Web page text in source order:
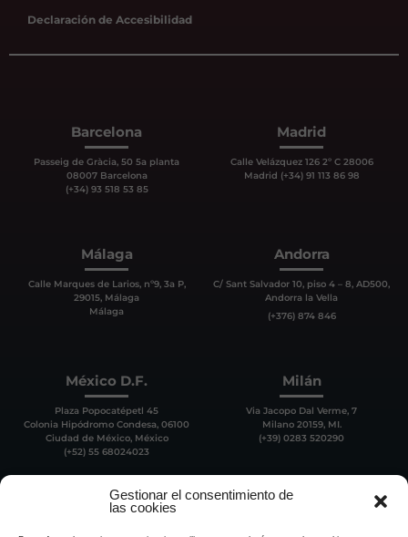
Gestionar el consentimiento de
las cookies
Declaración de Accesibilidad
Barcelona
Passeig de Gràcia, 50 5a planta
08007 Barcelona
(+34) 93 518 53 85
Madrid
Calle Velázquez 126 2º C 28006
Madrid (+34) 91 113 86 98
Málaga
Calle Marques de Larios, nº9, 3a P,
29015, Málaga
Málaga
Andorra
C/ Sant Salvador 10, piso 4 – 8, AD500,
Andorra la Vella
(+376) 874 846
México D.F.
Plaza Popocatépetl 45
Colonia Hipódromo Condesa, 06100
Ciudad de México, México
(+52) 55 68024023
Milán
Via Jacopo Dal Verme, 7
Milano 20159, MI.
(+39) 0283 520290